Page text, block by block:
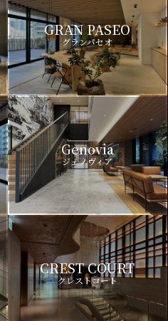
GRAN PASEO
グランパセオ
Genovia
ジェノヴィア
CREST COURT
クレストコート